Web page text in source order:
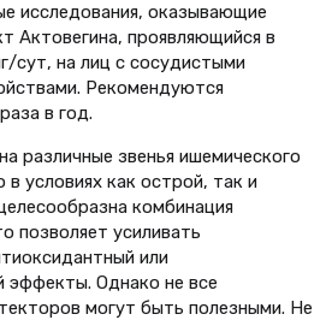
исследования, оказывающие
Актовегина, проявляющийся в
сут, на лиц с сосудистыми
Рекомендуются
в год.
различные звенья ишемического
в условиях как острой, так и
комбинация
позволяет усиливать
или
эффекты. Однако не все
могут быть полезными. Не